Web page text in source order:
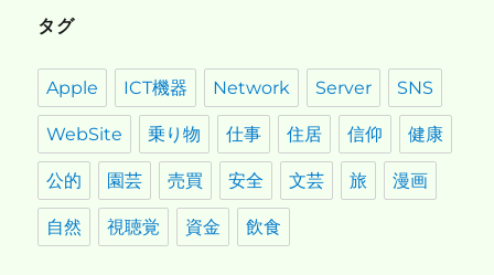
ン
タグ
Apple ICT機器 Network Server SNS
WebSite 乗り物 仕事 住居 信仰 健康
公的 園芸 売買 安全 文芸 旅 漫画
自然 視聴覚 資金 飲食